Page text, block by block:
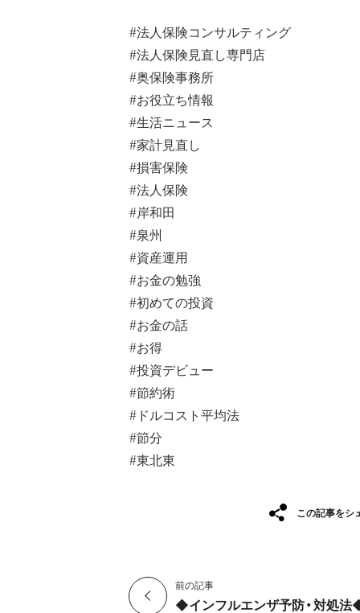
#法人保険コンサルティング
#法人保険見直し専門店
#奥保険事務所
#お役立ち情報
#生活ニュース
#家計見直し
#損害保険
#法人保険
#岸和田
#泉州
#資産運用⁡
#お金の勉強⁡
#初めての投資⁡
#お金の話⁡
#お得⁡
#投資デビュー⁡
#節約術
#ドルコスト平均法
#節分
#東北東
この記事をシ
前の記事
◆インフルエンザ予防・対処